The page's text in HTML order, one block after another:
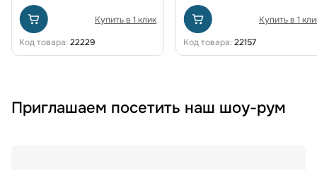
Купить в 1 клик
Код товара: 22229
Купить в 1
Код товара: 22157
Приглашаем посетить наш шоу-рум